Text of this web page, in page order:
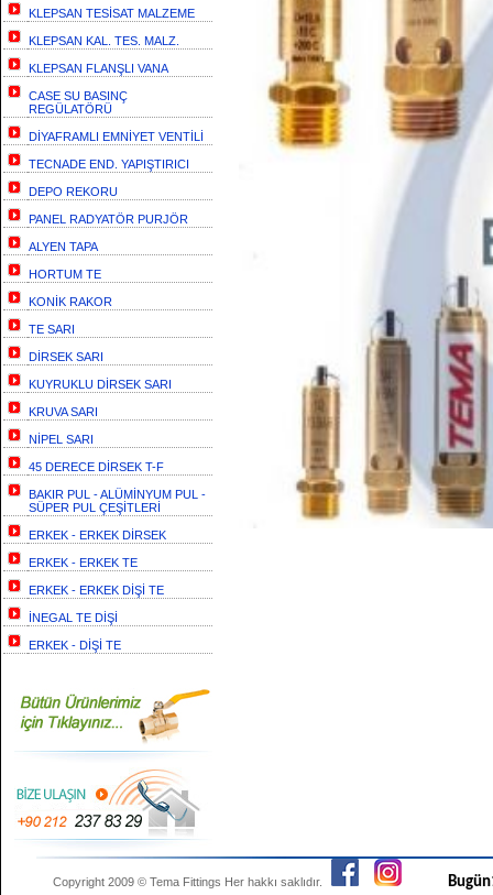
KLEPSAN TESİSAT MALZEME
KLEPSAN KAL. TES. MALZ.
KLEPSAN FLANŞLI VANA
CASE SU BASINÇ
REGÜLATÖRÜ
DİYAFRAMLI EMNİYET VENTİLİ
TECNADE END. YAPIŞTIRICI
DEPO REKORU
PANEL RADYATÖR PURJÖR
ALYEN TAPA
HORTUM TE
KONİK RAKOR
TE SARI
DİRSEK SARI
KUYRUKLU DİRSEK SARI
KRUVA SARI
NİPEL SARI
45 DERECE DİRSEK T-F
BAKIR PUL - ALÜMİNYUM PUL -
SÜPER PUL ÇEŞİTLERİ
ERKEK - ERKEK DİRSEK
ERKEK - ERKEK TE
ERKEK - ERKEK DİŞİ TE
İNEGAL TE DİŞİ
ERKEK - DİŞİ TE
Copyright 2009 © Tema Fittings Her hakkı saklıdır.
Bugün